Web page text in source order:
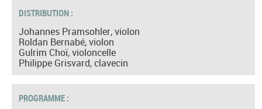
DISTRIBUTION :
Johannes Pramsohler, violon
Roldan Bernabé, violon
Gulrim Choï, violoncelle
Philippe Grisvard, clavecin
PROGRAMME :